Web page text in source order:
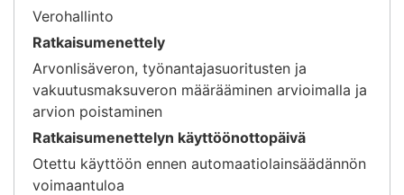
Verohallinto
Ratkaisumenettely
Arvonlisäveron, työnantajasuoritusten ja
vakuutusmaksuveron määrääminen arvioimalla ja
arvion poistaminen
Ratkaisumenettelyn käyttöönottopäivä
Otettu käyttöön ennen automaatiolainsäädännön
voimaantuloa